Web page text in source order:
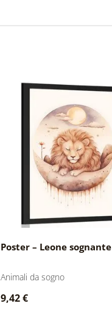
Poster – Leone sognante
Animali da sogno
9,42 €